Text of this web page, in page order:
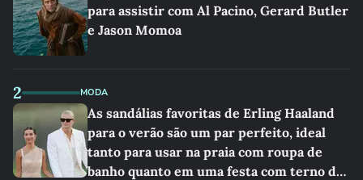
para assistir com Al Pacino, Gerard Butler
e Jason Momoa
2 MODA
As sandálias favoritas de Erling Haaland
para o verão são um par perfeito, ideal
tanto para usar na praia com roupa de
banho quanto em uma festa com terno de